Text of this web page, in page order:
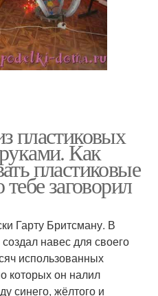
пластиковых
Как
пластиковые
заговорил
Гарту Бритсману. В
навес для своего
использованных
которых он налил
синего, жёлтого и